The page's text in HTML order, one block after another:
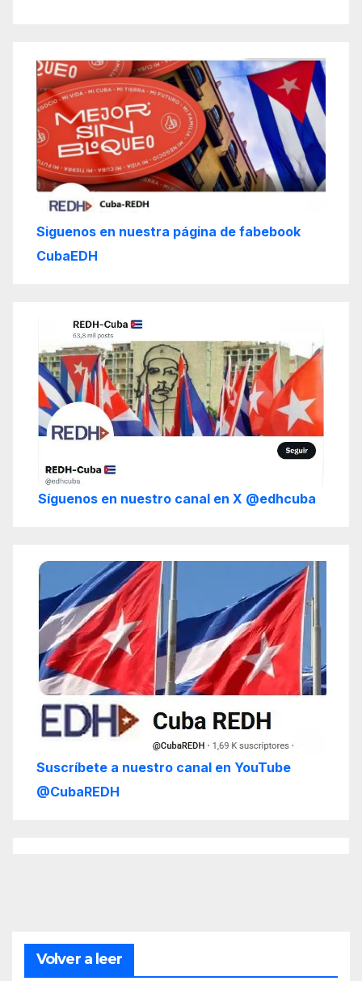
Siguenos en nuestra página de fabebook
CubaEDH
Síguenos en nuestro canal en X @edhcuba
Suscríbete a nuestro canal en YouTube
@CubaREDH
Volver a leer